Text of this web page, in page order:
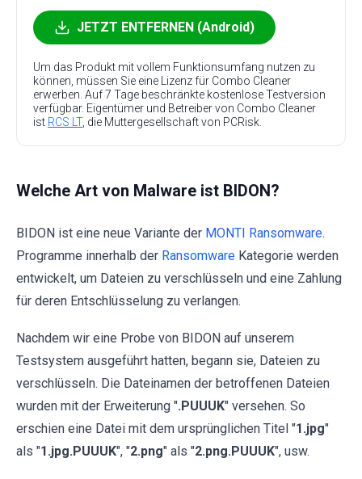
JETZT ENTFERNEN (Android)
Um das Produkt mit vollem Funktionsumfang nutzen zu
können, müssen Sie eine Lizenz für Combo Cleaner
erwerben. Auf 7 Tage beschränkte kostenlose Testversion
verfügbar. Eigentümer und Betreiber von Combo Cleaner
ist RCS LT, die Muttergesellschaft von PCRisk.
Welche Art von Malware ist BIDON?
BIDON ist eine neue Variante der MONTI Ransomware.
Programme innerhalb der Ransomware Kategorie werden
entwickelt, um Dateien zu verschlüsseln und eine Zahlung
für deren Entschlüsselung zu verlangen.
Nachdem wir eine Probe von BIDON auf unserem
Testsystem ausgeführt hatten, begann sie, Dateien zu
verschlüsseln. Die Dateinamen der betroffenen Dateien
wurden mit der Erweiterung ".PUUUK" versehen. So
erschien eine Datei mit dem ursprünglichen Titel "1.jpg"
als "1.jpg.PUUUK", "2.png" als "2.png.PUUUK", usw.